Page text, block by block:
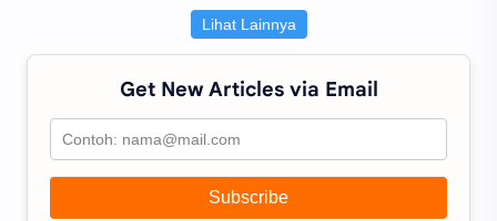
Lihat Lainnya
Get New Articles via Email
Subscribe